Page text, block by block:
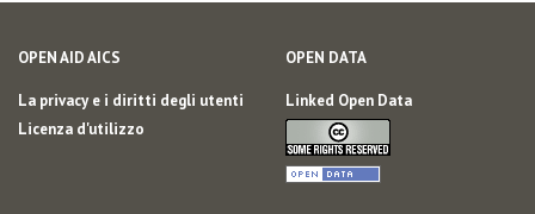
OPEN AID AICS
La privacy e i diritti degli utenti
Licenza d'utilizzo
OPEN DATA
Linked Open Data